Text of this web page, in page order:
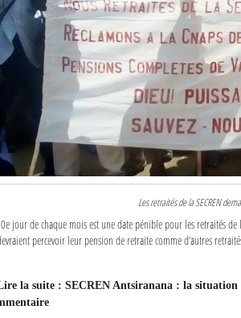
Les retraités de la SECREN
jour de chaque mois est une date pénible pour les retraités de
percevoir leur pension de retraite comme d’autres
la suite : SECREN Antsiranana : la situation